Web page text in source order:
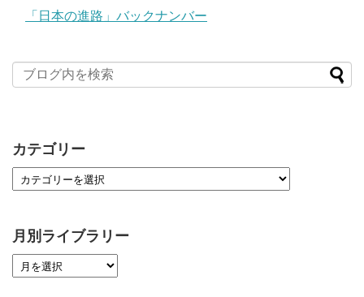
「日本の進路」バックナンバー
カテゴリー
月別ライブラリー